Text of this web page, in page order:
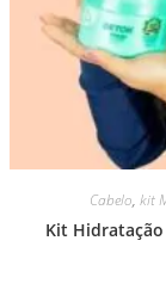
Cabelo,kit
Kit Hidratação